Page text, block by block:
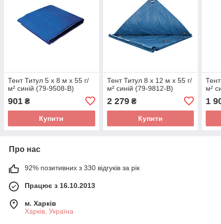
Тент Титул 5 x 8 м x 55 г/
м² синій (79-9508-В)
901 ₴
Купити
Тент Титул 8 x 12 м x 55 г/
м² синій (79-9812-В)
2 279₴
Купити
м²
1
Про нас
92% позитивних з 330 відгуків за рік
Працює з 16.10.2013
м. Харків
Харків, Україна